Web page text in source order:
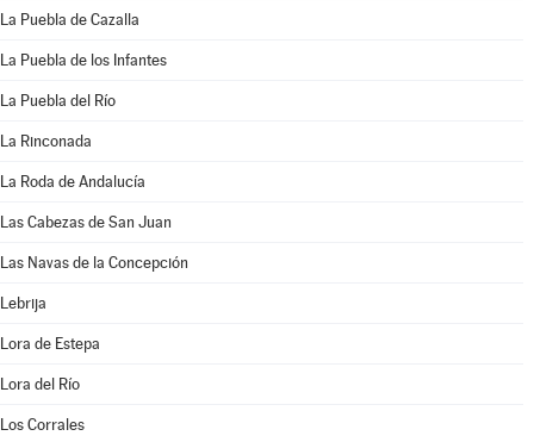
La Puebla de Cazalla
La Puebla de los Infantes
La Puebla del Río
La Rinconada
La Roda de Andalucía
Las Cabezas de San Juan
Las Navas de la Concepción
Lebrija
Lora de Estepa
Lora del Río
Los Corrales